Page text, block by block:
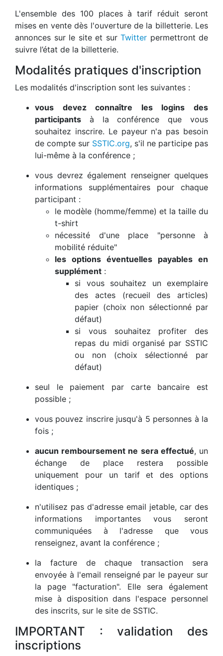
L'ensemble des 100 places à tarif réduit seront
mises en vente dès l'ouverture de la billetterie. Les
annonces sur le site et sur Twitter permettront de
suivre l’état de la billetterie.
Modalités pratiques d'inscription
Les modalités d'inscription sont les suivantes :
vous devez connaître les logins des
participants à la conférence que vous
souhaitez inscrire. Le payeur n'a pas besoin
de compte sur SSTIC.org, s'il ne participe pas
lui-même à la conférence ;
vous devrez également renseigner quelques
informations supplémentaires pour chaque
participant :
le modèle (homme/femme) et la taille du
t-shirt
nécessité d'une place "personne à
mobilité réduite"
les options éventuelles payables en
supplément :
si vous souhaitez un exemplaire
des actes (recueil des articles)
papier (choix non sélectionné par
défaut)
si vous souhaitez profiter des
repas du midi organisé par SSTIC
ou non (choix sélectionné par
défaut)
seul le paiement par carte bancaire est
possible ;
vous pouvez inscrire jusqu'à 5 personnes à la
fois ;
aucun remboursement ne sera effectué, un
échange de place restera possible
uniquement pour un tarif et des options
identiques ;
n'utilisez pas d'adresse email jetable, car des
informations importantes vous seront
communiquées à l'adresse que vous
renseignez, avant la conférence ;
la facture de chaque transaction sera
envoyée à l'email renseigné par le payeur sur
la page "facturation". Elle sera également
mise à disposition dans l'espace personnel
des inscrits, sur le site de SSTIC.
IMPORTANT : validation des
inscriptions